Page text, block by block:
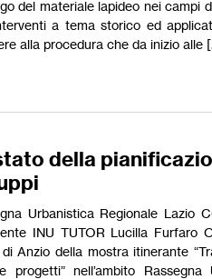
del materiale lapideo nei campi
a tema storico ed
alla procedura che da inizio alle
della
Urbanistica Regionale Lazio
INU TUTOR Lucilla Furfaro
Anzio della mostra itinerante
progetti” nell’ambito